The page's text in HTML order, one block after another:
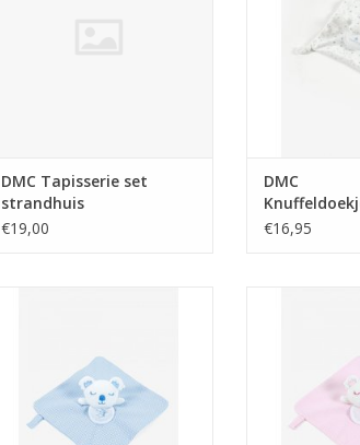
DMC Tapisserie set
strandhuis
€19,00
DMC
wit met
€16,95
TOEVOEGEN AAN WINKELWAGEN